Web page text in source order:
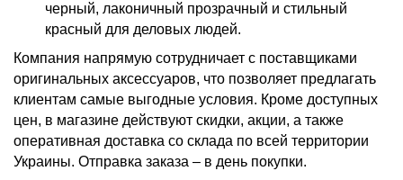
черный, лаконичный прозрачный и стильный
красный для деловых людей.
Компания напрямую сотрудничает с поставщиками
оригинальных аксессуаров, что позволяет предлагать
клиентам самые выгодные условия. Кроме доступных
цен, в магазине действуют скидки, акции, а также
оперативная доставка со склада по всей территории
Украины. Отправка заказа – в день покупки.